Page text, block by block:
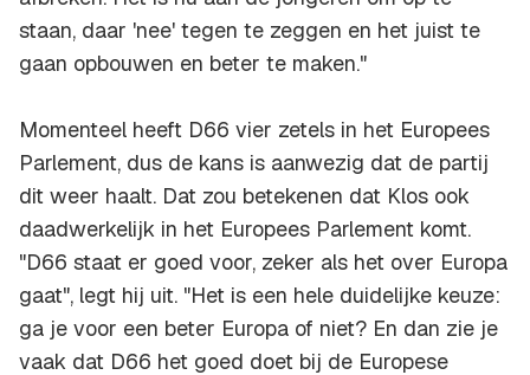
staan, daar 'nee' tegen te zeggen en het juist te
gaan opbouwen en beter te maken."
Momenteel heeft D66 vier zetels in het Europees
Parlement, dus de kans is aanwezig dat de partij
dit weer haalt. Dat zou betekenen dat Klos ook
daadwerkelijk in het Europees Parlement komt.
"D66 staat er goed voor, zeker als het over Europa
gaat", legt hij uit. "Het is een hele duidelijke keuze:
ga je voor een beter Europa of niet? En dan zie je
vaak dat D66 het goed doet bij de Europese